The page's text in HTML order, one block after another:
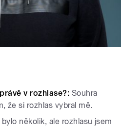
v rozhlase?: Souhra
že si rozhlas vybral mě.
bylo několik, ale rozhlasu jsem